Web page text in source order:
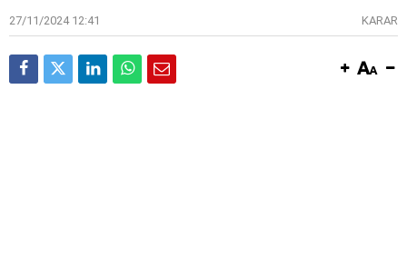
27/11/2024 12:41 KARAR